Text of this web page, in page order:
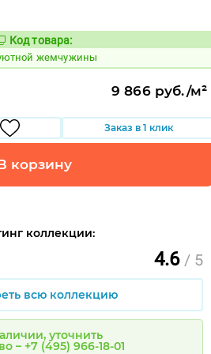
Код:
1123151
Код товара:
жемчужины
9 866 руб./м²
Заказ в 1 клик
корзину
коллекции:
4.6 / 5
всю коллекцию
уточнить
– +7 (495) 966-18-01